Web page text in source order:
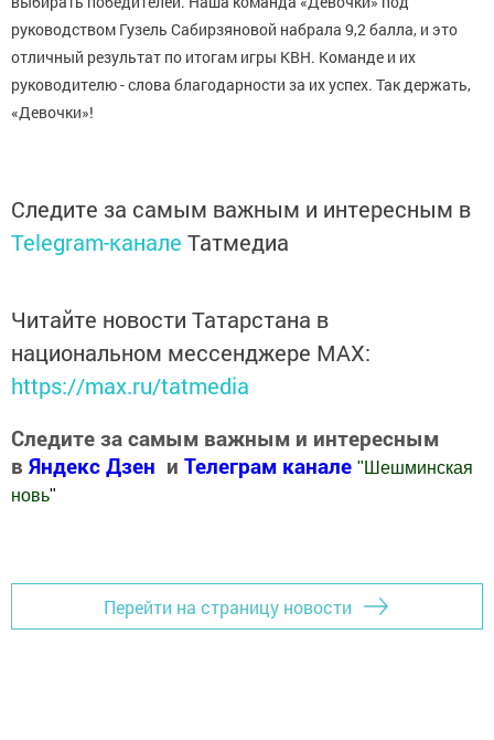
руководством Гузель Сабирзяновой набрала 9,2 балла, и это
отличный результат по итогам игры КВН. Команде и их
руководителю - слова благодарности за их успех. Так держать,
«Девочки»!
Следите за самым важным и интересным в
Telegram-канале Татмедиа
Читайте новости Татарстана в
национальном мессенджере MАХ:
https://max.ru/tatmedia
Следите за самым важным и интересным
в Яндекс Дзен и Телеграм канале " Шешминская
новь"
Перейти на страницу новости